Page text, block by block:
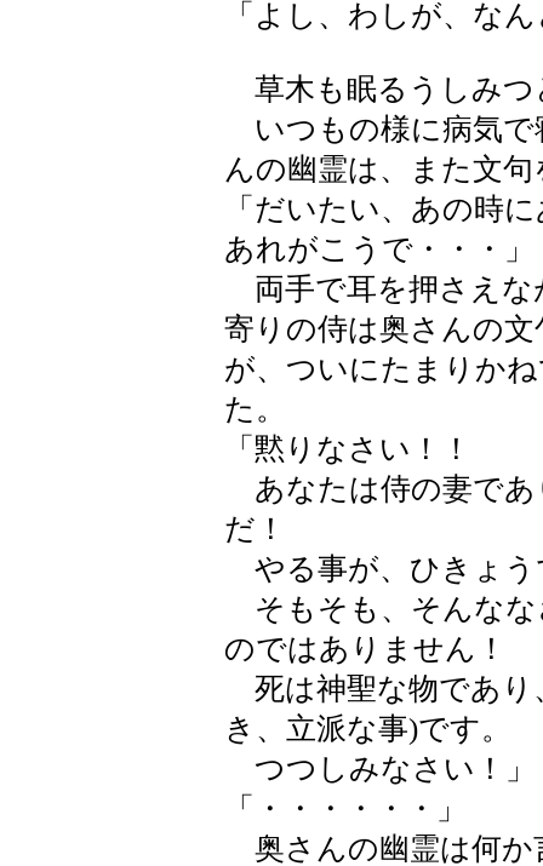
「よし、わしが、な
草木も眠るうしみ
いつもの様に病気で
んの幽霊は、また文
「だいたい、あの時
あれがこうで・・・」
両手で耳を押さえな
寄りの侍は奥さんの
が、ついにたまりか
た。
「黙りなさい！！
あなたは侍の妻であ
だ！
やる事が、ひきょう
そもそも、そんなな
のではありません！
死は神聖な物であ
き、立派な事)です。
つつしみなさい！」
「・・・・・・」
奥さんの幽霊は何か